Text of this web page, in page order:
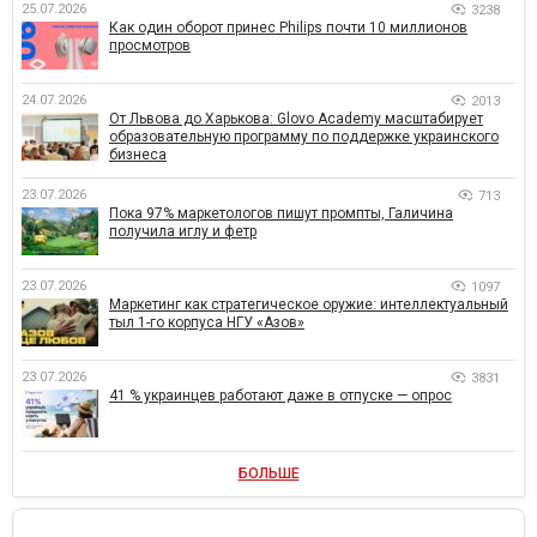
25.07.2026 3238
Как один оборот принес Philips почти 10 миллионов
просмотров
24.07.2026 2013
От Львова до Харькова: Glovo Academy масштабирует
образовательную программу по поддержке украинского
бизнеса
23.07.2026 713
Пока 97% маркетологов пишут промпты, Галичина
получила иглу и фетр
23.07.2026 1097
Маркетинг как стратегическое оружие: интеллектуальный
тыл 1-го корпуса НГУ «Азов»
23.07.2026 3831
41 % украинцев работают даже в отпуске — опрос
БОЛЬШЕ